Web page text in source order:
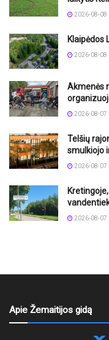
2026-08-08
Klaipėdos
2026-08-08
Akmenės
2026-08-07
Telšių
smulkiojo
2026-08-07
2026-08-07
Apie Žemaitijos gidą